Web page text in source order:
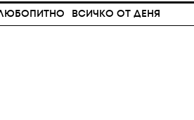
ВСИЧКО ОТ ДЕНЯ